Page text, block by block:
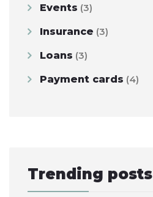
Events (3)
Insurance (3)
Loans (3)
Payment cards (4)
Trending posts